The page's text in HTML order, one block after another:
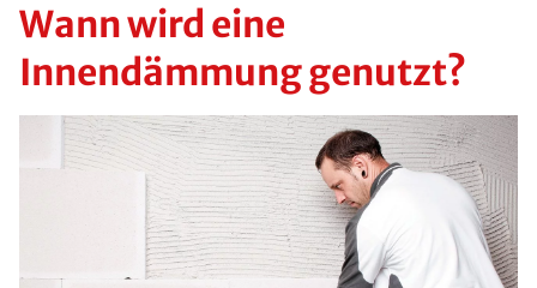
Wann wird eine
Innendämmung genutzt?